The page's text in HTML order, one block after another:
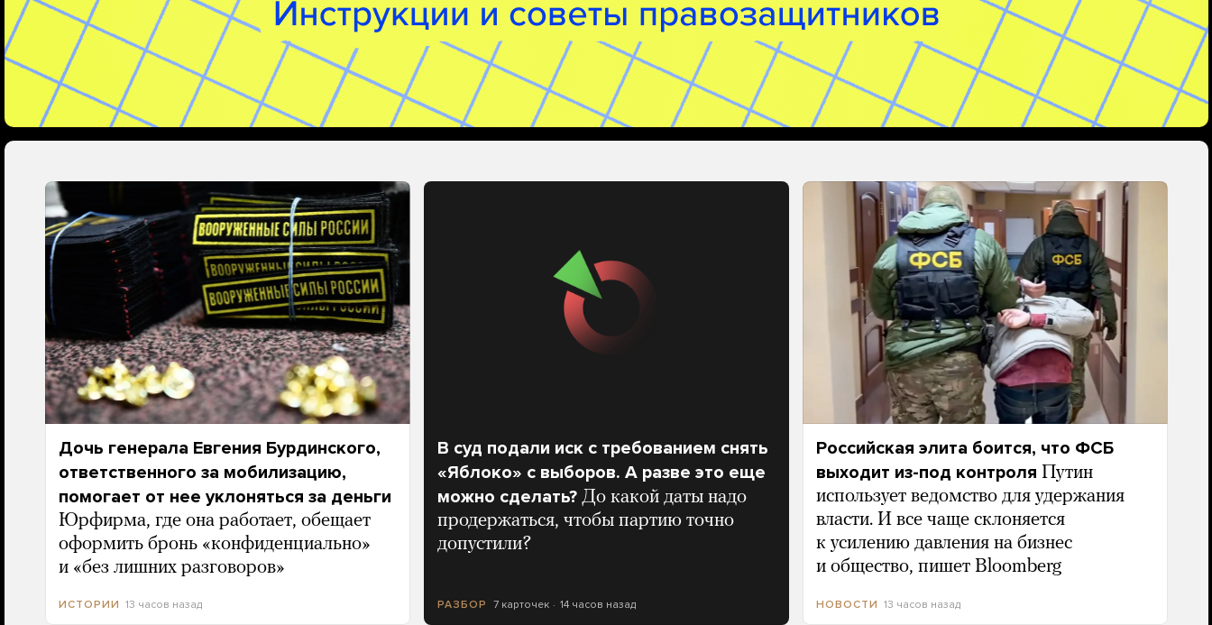
Дочь генерала Евгения Бурдинского,
ответственного за мобилизацию,
помогает от нее уклоняться за деньги
Юрфирма, где она работает, обещает
оформить бронь «конфиденциально»
и «без лишних разговоров»
ИСТОРИИ 13 часов назад
В суд подали иск с требованием снять
«Яблоко» с выборов. А разве это еще
можно сделать? До какой даты надо
продержаться, чтобы партию точно
допустили?
РАЗБОР 7 карточек 14 часов назад
Российская элита боится, что ФСБ
выходит из-под контроля Путин
использует ведомство для удержания
власти. И все чаще склоняется
к усилению давления на бизнес
и общество, пишет Bloomberg
НОВОСТИ 13 часов назад